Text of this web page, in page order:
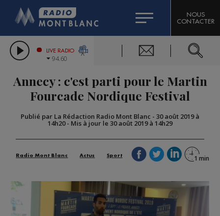
LES CHRONIQUES DE L'EXPERT
CITIZEN MACHINERY
GRAND MASSIF DOMAINES SKIABLES
BIGARD
COMPAGNIE DU MONT-BLANC
NOUS
CONTACTER
LIVE RADIO
94.60
Annecy : c'est parti pour le Martin
Fourcade Nordique Festival
Publié par La Rédaction Radio Mont Blanc - 30 août 2019 à
14h20- Mis à jour le 30 août 2019 à 14h29
Radio Mont Blanc Actus Sport